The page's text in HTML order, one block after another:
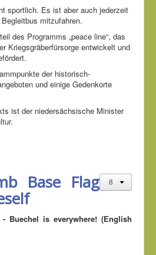
sportlich. Es ist aber auch jederzeit
mitzufahren.
des Programms „peace line“, das
Kriegsgräberfürsorge entwickelt und
der historisch-
und einige Gedenkorte
ist der niedersächsische Minister
Base Flag
Buechel is everywhere! (English